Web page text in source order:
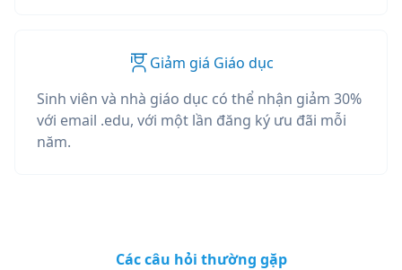
Giảm giá Giáo dục
Sinh viên và nhà giáo dục có thể nhận giảm 30%
với email .edu, với một lần đăng ký ưu đãi mỗi
năm.
Các câu hỏi thường gặp